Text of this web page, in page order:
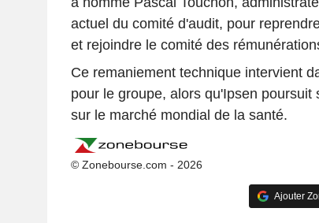
actuel du comité d'audit, pour
et rejoindre le comité des
Ce remaniement technique intervient
pour le groupe, alors qu'Ipsen poursuit
sur le marché mondial de la santé.
© Zonebourse.com - 2026
Ajouter